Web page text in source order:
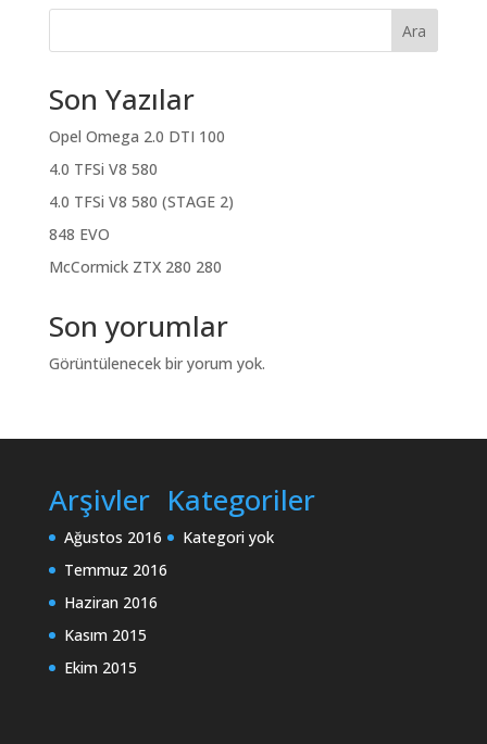
Ara
Son Yazılar
Opel Omega 2.0 DTI 100
4.0 TFSi V8 580
4.0 TFSi V8 580 (STAGE 2)
848 EVO
McCormick ZTX 280 280
Son yorumlar
Görüntülenecek bir yorum yok.
Arşivler
Ağustos 2016
Temmuz 2016
Haziran 2016
Kasım 2015
Ekim 2015
Kategoriler
Kategori yok